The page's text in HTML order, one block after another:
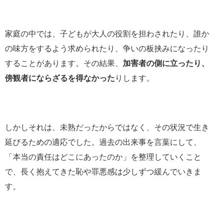
家庭の中では、子どもが大人の役割を担わされたり、誰か
の味方をするよう求められたり、争いの板挟みになったり
することがあります。その結果、 加害者の側に立ったり、
傍観者にならざるを得なかった りします。
しかしそれは、未熟だったからではなく、その状況で生き
延びるための適応でした。過去の出来事を言葉にして、
「本当の責任はどこにあったのか」を整理していくこと
で、長く抱えてきた恥や罪悪感は少しずつ緩んでいきま
す。